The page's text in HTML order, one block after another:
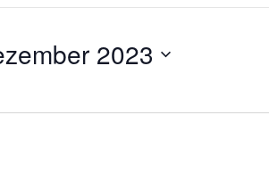
2023